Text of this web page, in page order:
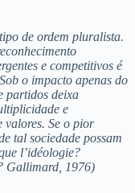
de ordem pluralista.
e competitivos é
o impacto apenas do
partidos deixa
e
valores. Se o pior
tal sociedade possam
l’idéologie?
Gallimard, 1976)